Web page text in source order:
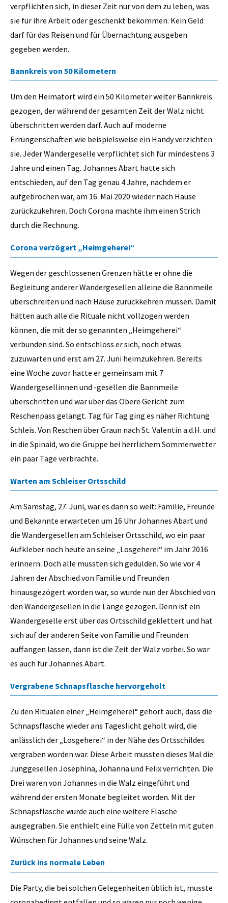
verpflichten sich, in dieser Zeit nur von dem zu leben, was
sie für ihre Arbeit oder geschenkt bekommen. Kein Geld
darf für das Reisen und für Übernachtung ausgeben
gegeben werden.
Bannkreis von 50 Kilometern
Um den Heimatort wird ein 50 Kilometer weiter Bannkreis
gezogen, der während der gesamten Zeit der Walz nicht
überschritten werden darf. Auch auf moderne
Errungenschaften wie beispielsweise ein Handy verzichten
sie. Jeder Wandergeselle verpflichtet sich für mindestens 3
Jahre und einen Tag. Johannes Abart hatte sich
entschieden, auf den Tag genau 4 Jahre, nachdem er
aufgebrochen war, am 16. Mai 2020 wieder nach Hause
zurückzukehren. Doch Corona machte ihm einen Strich
durch die Rechnung.
Corona verzögert „Heimgeherei“
Wegen der geschlossenen Grenzen hätte er ohne die
Begleitung anderer Wandergesellen alleine die Bannmeile
überschreiten und nach Hause zurückkehren müssen. Damit
hätten auch alle die Rituale nicht vollzogen werden
können, die mit der so genannten „Heimgeherei“
verbunden sind. So entschloss er sich, noch etwas
zuzuwarten und erst am 27. Juni heimzukehren. Bereits
eine Woche zuvor hatte er gemeinsam mit 7
Wandergesellinnen und -gesellen die Bannmeile
überschritten und war über das Obere Gericht zum
Reschenpass gelangt. Tag für Tag ging es näher Richtung
Schleis. Von Reschen über Graun nach St. Valentin a.d.H. und
in die Spinaid, wo die Gruppe bei herrlichem Sommerwetter
ein paar Tage verbrachte.
Warten am Schleiser Ortsschild
Am Samstag, 27. Juni, war es dann so weit: Familie, Freunde
und Bekannte erwarteten um 16 Uhr Johannes Abart und
die Wandergesellen am Schleiser Ortsschild, wo ein paar
Aufkleber noch heute an seine „Losgeherei“ im Jahr 2016
erinnern. Doch alle mussten sich gedulden. So wie vor 4
Jahren der Abschied von Familie und Freunden
hinausgezögert worden war, so wurde nun der Abschied von
den Wandergesellen in die Länge gezogen. Denn ist ein
Wandergeselle erst über das Ortsschild geklettert und hat
sich auf der anderen Seite von Familie und Freunden
auffangen lassen, dann ist die Zeit der Walz vorbei. So war
es auch für Johannes Abart.
Vergrabene Schnapsflasche hervorgeholt
Zu den Ritualen einer „Heimgeherei“ gehört auch, dass die
Schnapsflasche wieder ans Tageslicht geholt wird, die
anlässlich der „Losgeherei“ in der Nähe des Ortsschildes
vergraben worden war. Diese Arbeit mussten dieses Mal die
Junggesellen Josephina, Johanna und Felix verrichten. Die
Drei waren von Johannes in die Walz eingeführt und
während der ersten Monate begleitet worden. Mit der
Schnapsflasche wurde auch eine weitere Flasche
ausgegraben. Sie enthielt eine Fülle von Zetteln mit guten
Wünschen für Johannes und seine Walz.
Zurück ins normale Leben
Die Party, die bei solchen Gelegenheiten üblich ist, musste